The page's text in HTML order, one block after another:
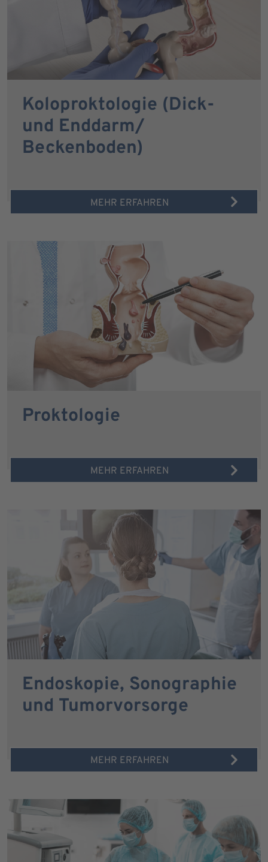
Koloproktologie (Dick-
und Enddarm/
Beckenboden)
MEHR ERFAHREN
Proktologie
MEHR ERFAHREN
Endoskopie, Sonographie
und Tumorvorsorge
MEHR ERFAHREN